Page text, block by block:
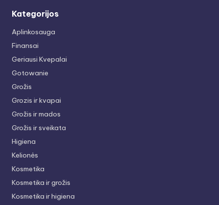
Kategorijos
Aplinkosauga
Finansai
Geriausi Kvepalai
Gotowanie
Grožis
Grozis ir kvapai
Grožis ir mados
Grožis ir sveikata
Higiena
Kelionės
Kosmetika
Kosmetika ir grožis
Kosmetika ir higiena